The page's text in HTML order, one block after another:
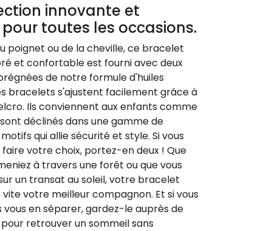
innovante et
toutes les occasions.
poignet ou de la cheville, ce bracelet
et confortable est fourni avec deux
de notre formule d'huiles
bracelets s'ajustent facilement grâce à
Ils conviennent aux enfants comme
déclinés dans une gamme de
qui allie sécurité et style. Si vous
votre choix, portez-en deux ! Que
à travers une forêt ou que vous
un transat au soleil, votre bracelet
votre meilleur compagnon. Et si vous
vous en séparer, gardez-le auprès de
retrouver un sommeil sans